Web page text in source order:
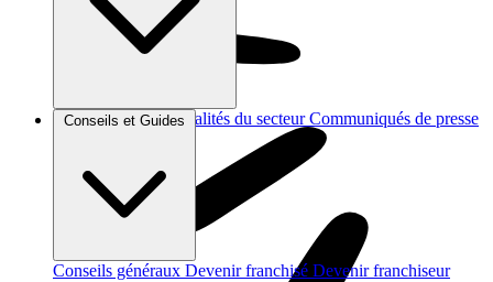
Brèves et actus Actualités du secteur Communiqués de presse
Conseils et Guides
Conseils généraux Devenir franchisé Devenir franchiseur